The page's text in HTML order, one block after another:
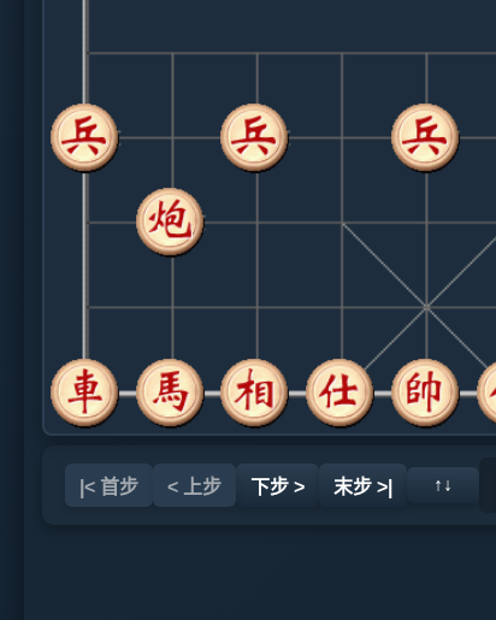
|< 首步 < 上步 下步 > 末步 >| ↑↓